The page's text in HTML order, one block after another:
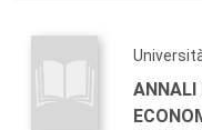
ANNALI